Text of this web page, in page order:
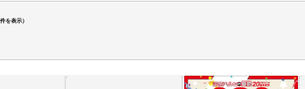
を表示）